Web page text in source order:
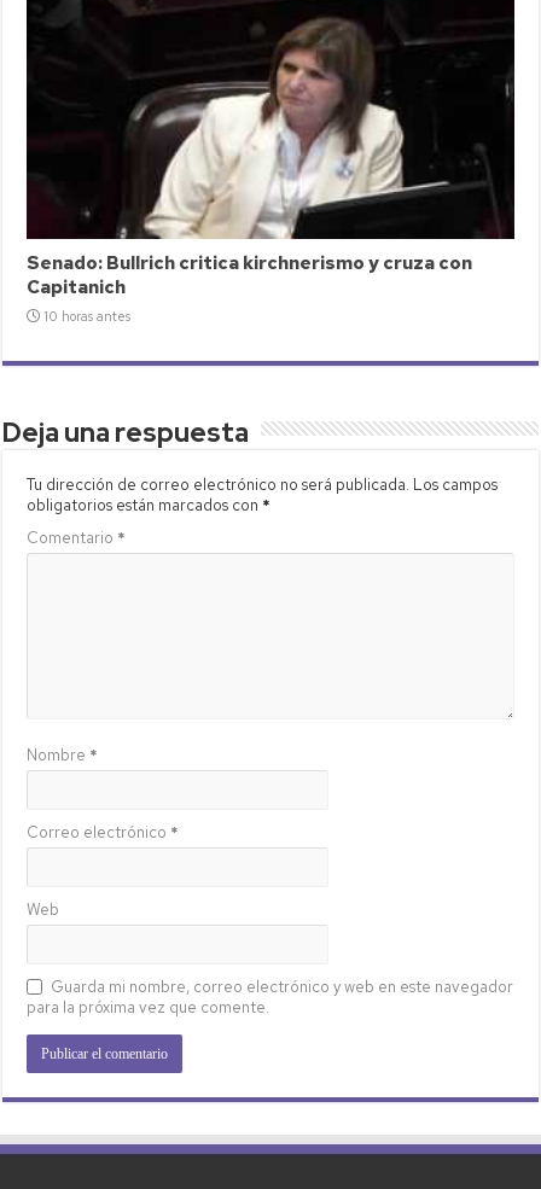
Senado: Bullrich critica kirchnerismo y cruza con
Capitanich
10 horas antes
Deja una respuesta
Tu dirección de correo electrónico no será publicada. Los campos
obligatorios están marcados con *
Comentario *
Nombre *
Correo electrónico *
Web
Guarda mi nombre, correo electrónico y web en este navegador
para la próxima vez que comente.